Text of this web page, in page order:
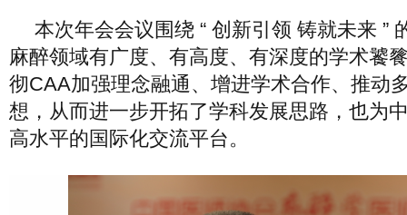
本次年会会议围绕 “ 创新引领 铸就未来 ”
麻醉领域有广度、有高度、有深度的学术饕
彻CAA加强理念融通、增进学术合作、推动
想，从而进一步开拓了学科发展思路，也为
高水平的国际化交流平台。